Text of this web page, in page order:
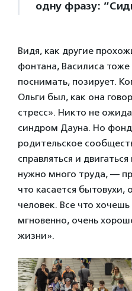
одну фразу:
Видя, как другие
фонтана, Василиса
поснимать, позирует.
Ольги был, как она
стресс». Никто не
синдром Дауна. Но
родительское
справляться и
нужно много труда, —
что касается бытовухи,
человек. Все что
мгновенно, очень
жизни».